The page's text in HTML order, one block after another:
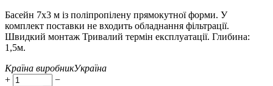
Басейн 7х3 м із поліпропілену прямокутної форми. У
комплект поставки не входить обладнання фільтрації.
Швидкий монтаж Тривалий термін експлуатації. Глибина:
1,5м.
Країна виробникУкраїна
+
−